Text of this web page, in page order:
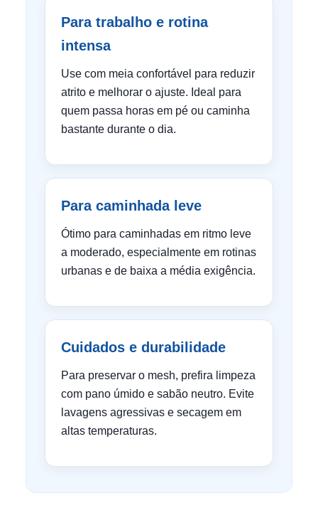
Para trabalho e rotina
intensa
Use com meia confortável para reduzir
atrito e melhorar o ajuste. Ideal para
quem passa horas em pé ou caminha
bastante durante o dia.
Para caminhada leve
Ótimo para caminhadas em ritmo leve
a moderado, especialmente em rotinas
urbanas e de baixa a média exigência.
Cuidados e durabilidade
Para preservar o mesh, prefira limpeza
com pano úmido e sabão neutro. Evite
lavagens agressivas e secagem em
altas temperaturas.